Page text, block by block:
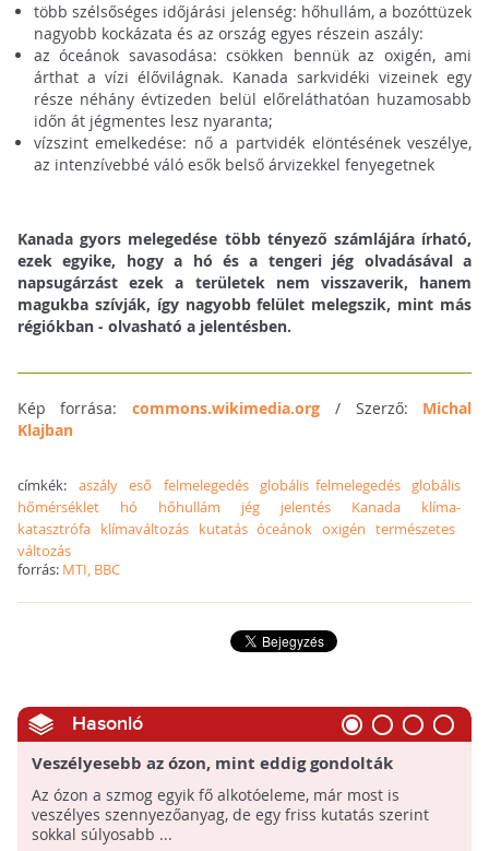
több szélsőséges időjárási jelenség: hőhullám, a bozóttüzek
nagyobb kockázata és az ország egyes részein aszály:
az óceánok savasodása: csökken bennük az oxigén, ami
árthat a vízi élővilágnak. Kanada sarkvidéki vizeinek egy
része néhány évtizeden belül előreláthatóan huzamosabb
időn át jégmentes lesz nyaranta;
vízszint emelkedése: nő a partvidék elöntésének veszélye,
az intenzívebbé váló esők belső árvizekkel fenyegetnek
Kanada gyors melegedése több tényező számlájára írható,
ezek egyike, hogy a hó és a tengeri jég olvadásával a
napsugárzást ezek a területek nem visszaverik, hanem
magukba szívják, így nagyobb felület melegszik, mint más
régiókban - olvasható a jelentésben.
Kép forrása:commons.wikimedia.org / Szerző: Michal
Klajban
címkék: aszály eső felmelegedés globális felmelegedés globális
hőmérséklet
hó hőhullám jég jelentés Kanada
klíma-
katasztrófa klímaváltozás kutatás óceánok oxigén természetes
változás
forrás: MTI, BBC
Hasonló
Veszélyesebb az ózon, mint eddig gondolták
Az ózon a szmog egyik fő alkotóeleme, már most is
veszélyes szennyezőanyag, de egy friss kutatás szerint
sokkal súlyosabb ...